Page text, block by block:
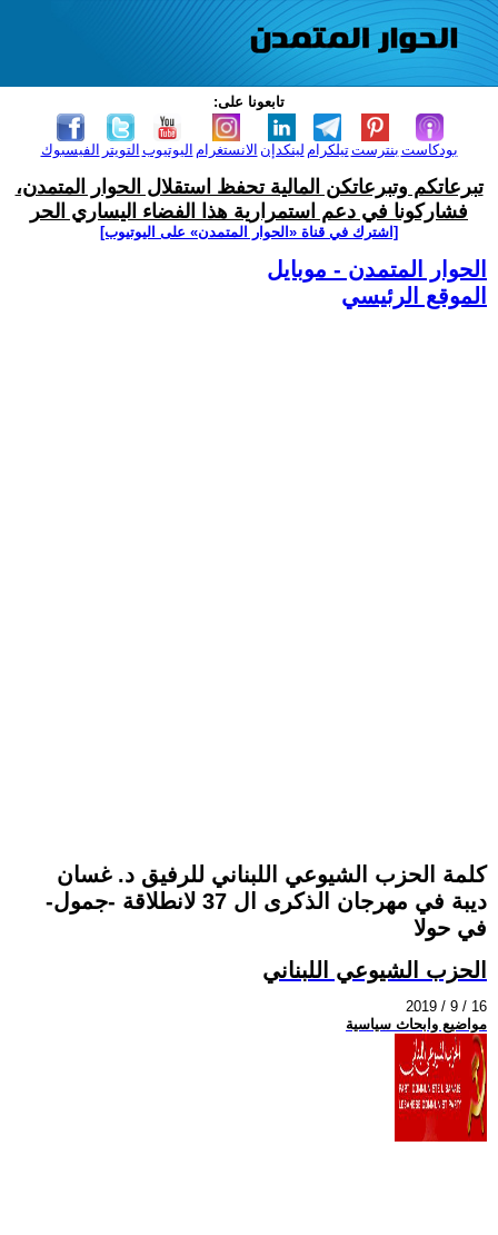
تابعونا على:
الفيسبوك التويتر اليوتيوب الانستغرام لينكدإن تيلكرامبنترست بودكاست
تبرعاتكم وتبرعاتكن المالية تحفظ استقلال الحوار المتمدن،
فشاركونا في دعم استمرارية هذا الفضاء اليساري الحر
[اشترك في قناة ‫«الحوار المتمدن» على اليوتيوب]
الحوار المتمدن - موبايل
الموقع الرئيسي
كلمة الحزب الشيوعي اللبناني للرفيق د. غسان
ديبة في مهرجان الذكرى ال 37 لانطلاقة -جمول-
في حولا
الحزب الشيوعي اللبناني
2019 / 9 / 16
مواضيع وابحاث سياسية